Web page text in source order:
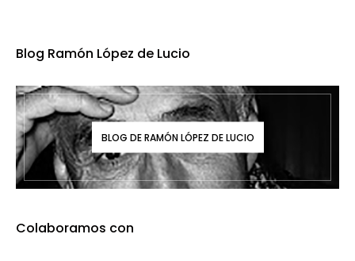
Blog Ramón López de Lucio
BLOG DE RAMÓN LÓPEZ DE LUCIO
Colaboramos con